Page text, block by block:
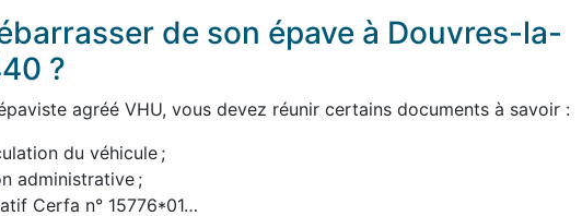
de son épave à Douvres-la-
?
agréé VHU, vous devez réunir certains documents à savoir :
du véhicule ;
administrative ;
Cerfa n° 15776*01…